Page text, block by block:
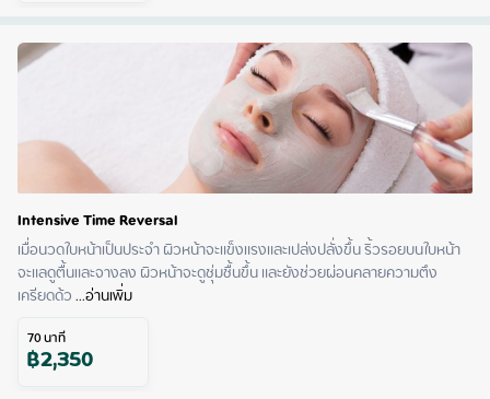
Intensive Time Reversal
เมื่อนวดใบหน้าเป็นประจำ ผิวหน้าจะแข็งแรงและเปล่งปลั่งขึ้น ริ้วรอยบนใบหน้า
จะแลดูตื้นและจางลง ผิวหน้าจะดูชุ่มชื้นขึ้น และยังช่วยผ่อนคลายความตึง
เครียดด้ว ...อ่านเพิ่ม
70นาที
฿2,350